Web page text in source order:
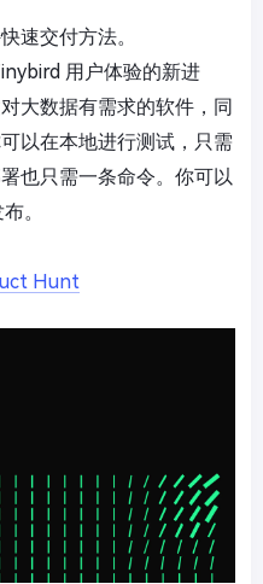
速交付方法。
用户体验的新进
大数据有需求的软件，同
以在本地进行测试，只需
也只需一条命令。你可以
。
Hunt